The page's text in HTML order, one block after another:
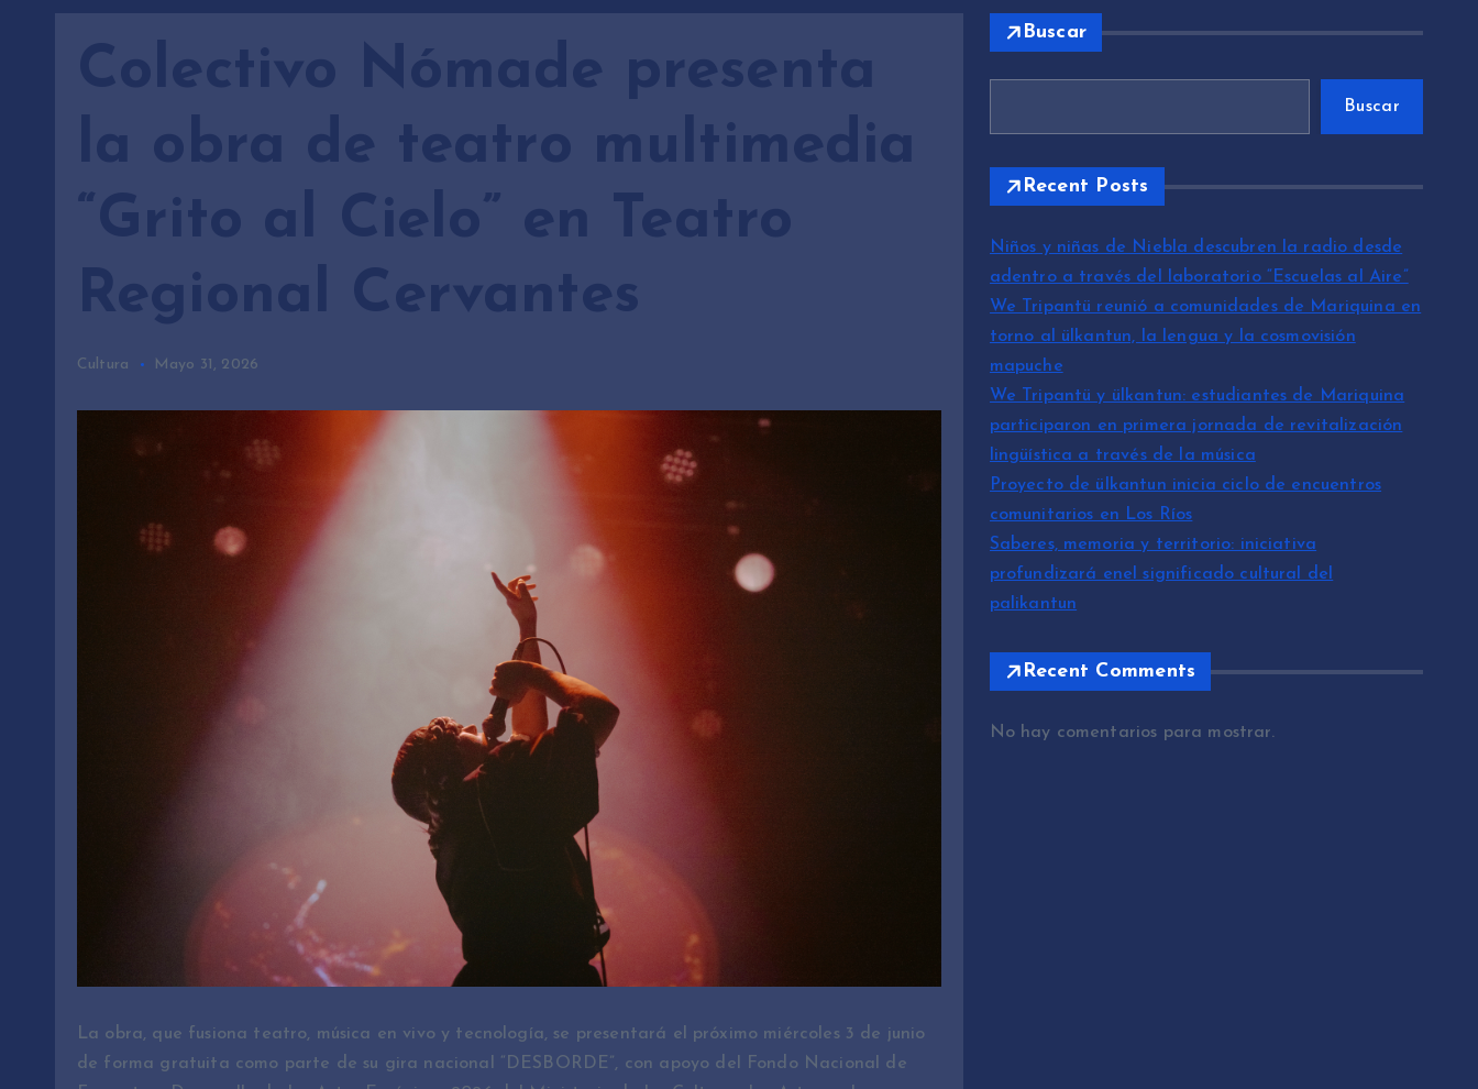
Colectivo Nómade presenta
la obra de teatro multimedia
“Grito al Cielo” en Teatro
Regional Cervantes
Cultura Mayo 31, 2026
La obra, que fusiona teatro, música en vivo y tecnología, se presentará el próximo miércoles 3 de junio
de forma gratuita como parte de su gira nacional “DESBORDE”, con apoyo del Fondo Nacional de
Buscar
Buscar
Recent Posts
Niños y niñas de Niebla descubren la radio desde
adentro a través del laboratorio “Escuelas al Aire”
We Tripantü reunió a comunidades de Mariquina en
torno al ülkantun, la lengua y la cosmovisión
mapuche
We Tripantü y ülkantun: estudiantes de Mariquina
participaron en primera jornada de revitalización
lingüística a través de la música
Proyecto de ülkantun inicia ciclo de encuentros
comunitarios en Los Ríos
Saberes, memoria y territorio: iniciativa
profundizará enel significado cultural del
palikantun
Recent Comments
No hay comentarios para mostrar.